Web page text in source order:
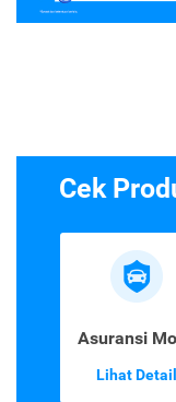
Cek
Asuransi
Lihat Detail